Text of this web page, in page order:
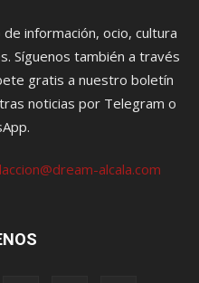
información, ocio, cultura
Síguenos también a través
gratis a nuestro boletín
noticias por Telegram o
alcala.com